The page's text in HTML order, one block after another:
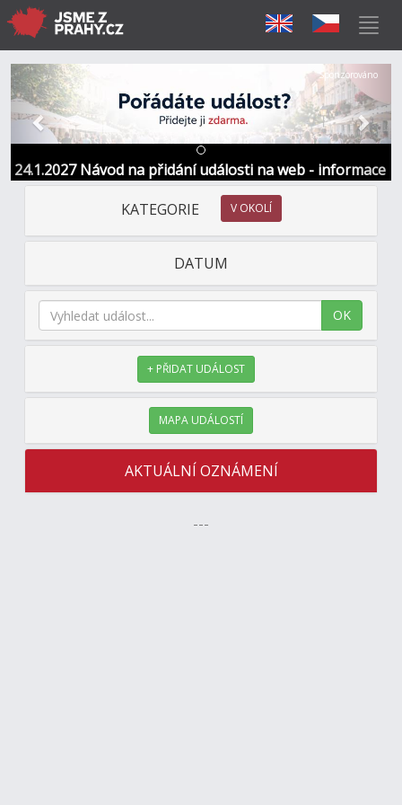
24.1.2027 Návod na přidání události na web - informace
a kontakt
Předchozí Další
Sponzorováno
KATEGORIE V OKOLÍ
DATUM
OK
+ PŘIDAT UDÁLOST
MAPA UDÁLOSTÍ
AKTUÁLNÍ OZNÁMENÍ
---